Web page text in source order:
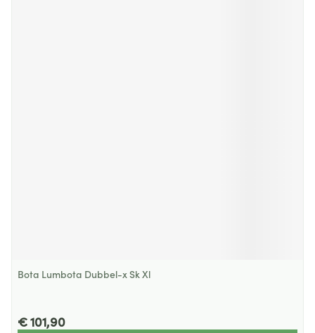
Bota Lumbota Dubbel-x Sk Xl
€ 101,90